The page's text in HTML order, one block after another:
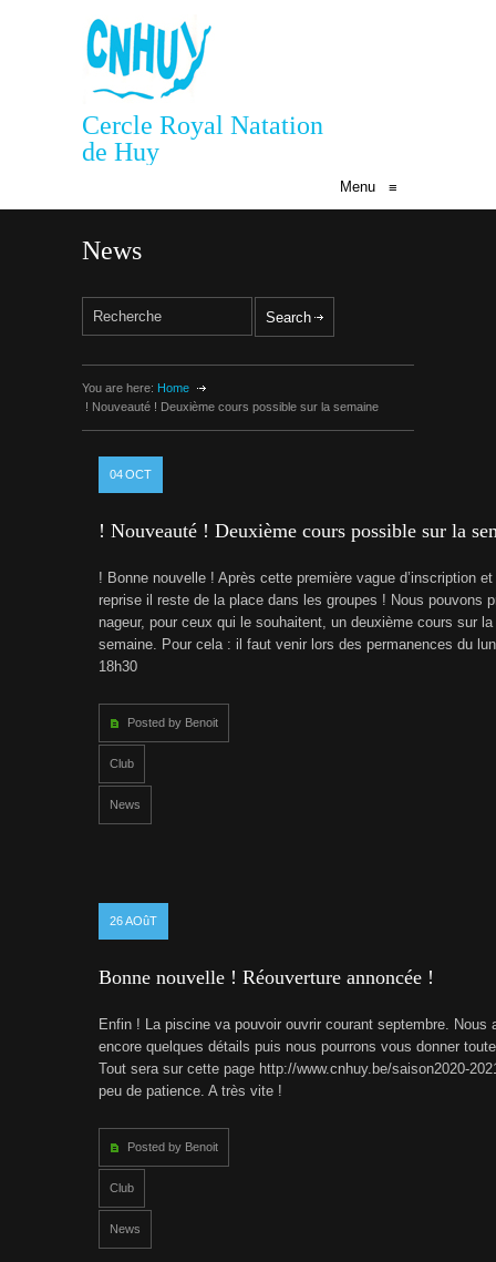
Cercle Royal Natation
de Huy
Menu ≡
News
You are here: Home
! Nouveauté ! Deuxième cours possible sur la semaine
04OCT
! Nouveauté ! Deuxième cours possible sur la
! Bonne nouvelle ! Après cette première vague d’inscription
reprise il reste de la place dans les groupes ! Nous pouvons
nageur, pour ceux qui le souhaitent, un deuxième cours sur
semaine. Pour cela : il faut venir lors des permanences du
18h30
Posted by Benoit
Club
News
26AOûT
Bonne nouvelle ! Réouverture annoncée !
Enfin ! La piscine va pouvoir ouvrir courant septembre. Nous
encore quelques détails puis nous pourrons vous donner
Tout sera sur cette page http://www.cnhuy.be/saison2020-
peu de patience. A très vite !
Posted by Benoit
Club
News